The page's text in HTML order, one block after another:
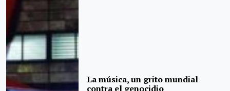
La música, un grito mundial
contra el genocidio